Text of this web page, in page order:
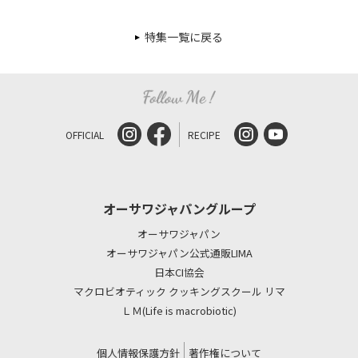
特集一覧に戻る
OFFICIAL RECIPE
オーサワジャパングループ
オーサワジャパン
オーサワジャパン公式通販LIMA
日本CI協会
マクロビオティック クッキングスクール リマ
ＬＭ(Life is macrobiotic)
個人情報保護方針 著作権について